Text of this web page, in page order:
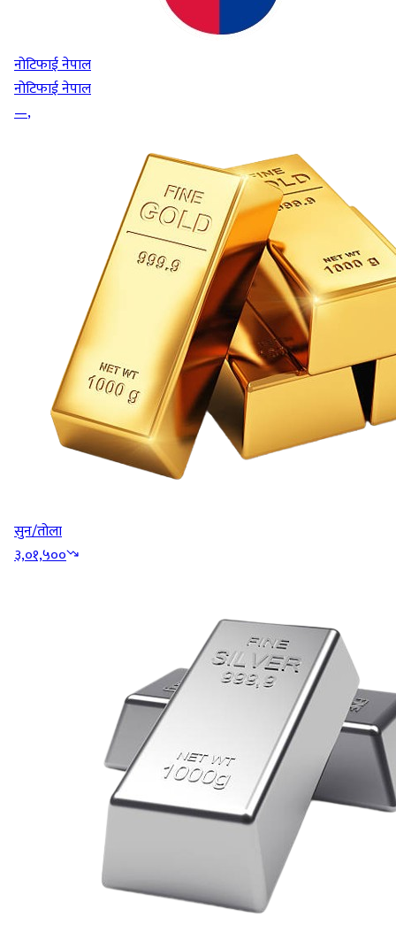
नोटिफाई नेपाल
नोटिफाई नेपाल
—,
सुन/तोला
३,०१,५००